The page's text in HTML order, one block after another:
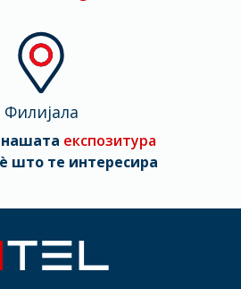
Филијала
нашата експозитура
што те интересира